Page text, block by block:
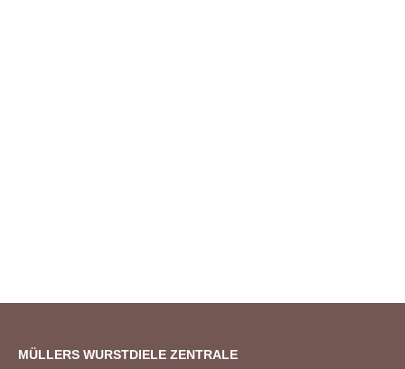
MÜLLERS WURSTDIELE ZENTRALE